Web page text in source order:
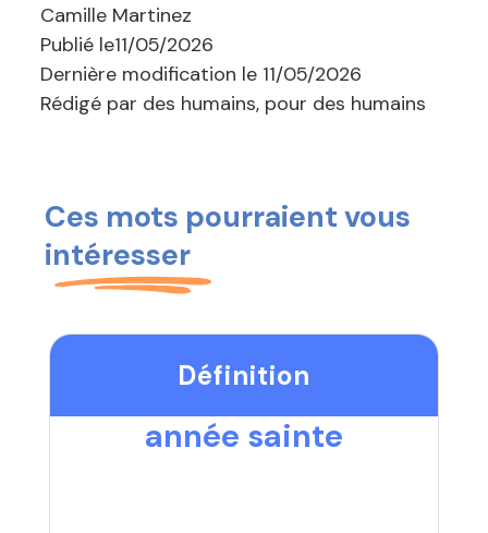
Camille Martinez
Publié le11/05/2026
Dernière modification le 11/05/2026
Rédigé par des humains, pour des humains
Ces mots pourraient vous
intéresser
Définition
année sainte